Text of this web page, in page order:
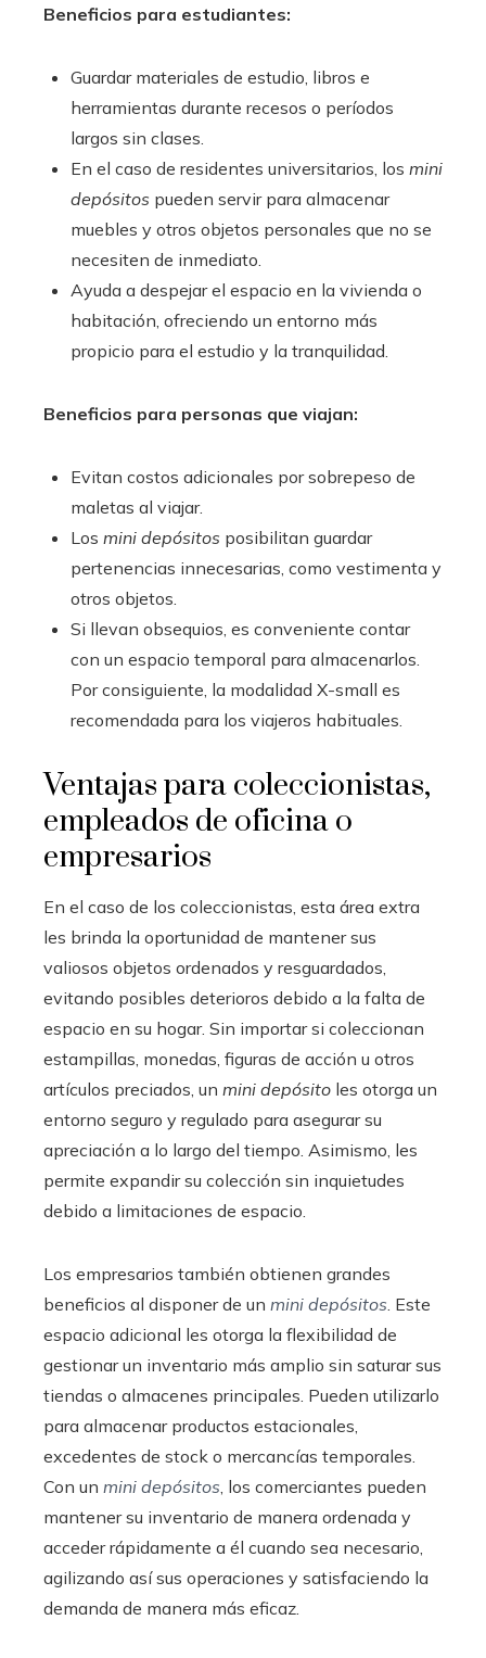
Beneficios para estudiantes:
Guardar materiales de estudio, libros e
herramientas durante recesos o períodos
largos sin clases.
En el caso de residentes universitarios, los mini
depósitos pueden servir para almacenar
muebles y otros objetos personales que no se
necesiten de inmediato.
Ayuda a despejar el espacio en la vivienda o
habitación, ofreciendo un entorno más
propicio para el estudio y la tranquilidad.
Beneficios para personas que viajan:
Evitan costos adicionales por sobrepeso de
maletas al viajar.
Los mini depósitos posibilitan guardar
pertenencias innecesarias, como vestimenta y
otros objetos.
Si llevan obsequios, es conveniente contar
con un espacio temporal para almacenarlos.
Por consiguiente, la modalidad X-small es
recomendada para los viajeros habituales.
Ventajas para coleccionistas,
empleados de oficina o
empresarios
En el caso de los coleccionistas, esta área extra
les brinda la oportunidad de mantener sus
valiosos objetos ordenados y resguardados,
evitando posibles deterioros debido a la falta de
espacio en su hogar. Sin importar si coleccionan
estampillas, monedas, figuras de acción u otros
artículos preciados, un mini depósito les otorga un
entorno seguro y regulado para asegurar su
apreciación a lo largo del tiempo. Asimismo, les
permite expandir su colección sin inquietudes
debido a limitaciones de espacio.
Los empresarios también obtienen grandes
beneficios al disponer de un mini depósitos . Este
espacio adicional les otorga la flexibilidad de
gestionar un inventario más amplio sin saturar sus
tiendas o almacenes principales. Pueden utilizarlo
para almacenar productos estacionales,
excedentes de stock o mercancías temporales.
Con un mini depósitos , los comerciantes pueden
mantener su inventario de manera ordenada y
acceder rápidamente a él cuando sea necesario,
agilizando así sus operaciones y satisfaciendo la
demanda de manera más eficaz.